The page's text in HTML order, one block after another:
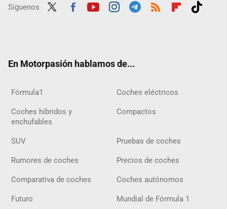
Síguenos
En Motorpasión hablamos de...
Fórmula1 Coches eléctricos
Coches híbridos y
enchufables
Compactos
SUV Pruebas de coches
Rumores de coches Precios de coches
Comparativa de coches Coches autónomos
Futuro Mundial de Fórmula 1